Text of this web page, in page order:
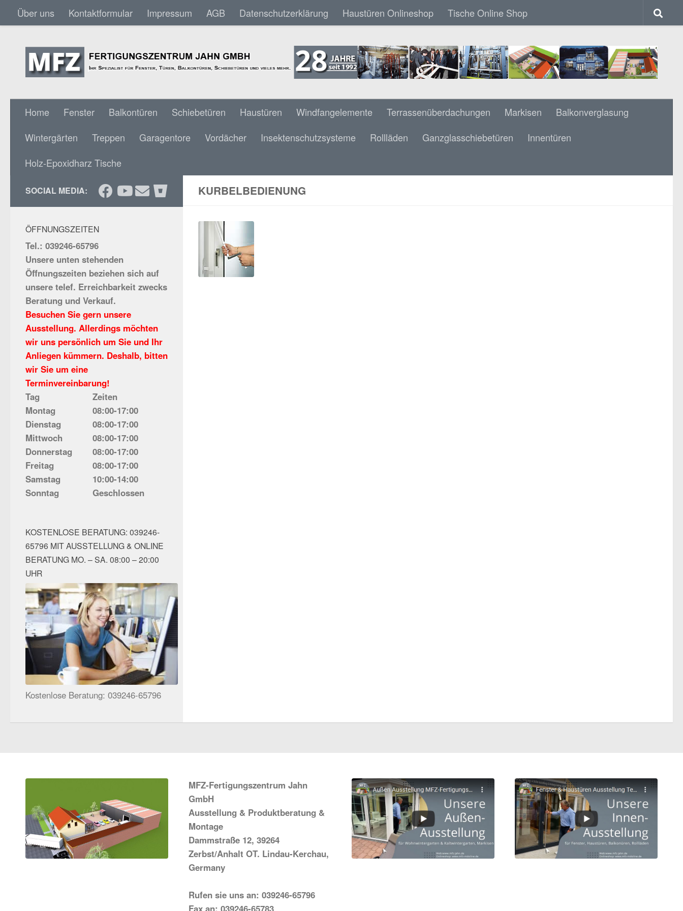
Skip to content
Über uns Kontaktformular Impressum AGB Datenschutzerklärung Haustüren Onlineshop Tische Online Shop
Home Fenster Balkontüren Schiebetüren Haustüren Windfangelemente Terrassenüberdachungen Markisen
Balkonverglasung
Wintergärten
Treppen Garagentore Vordächer Insektenschutzsysteme Rollläden Ganzglasschiebetüren
Innentüren
Holz-Epoxidharz Tische
KURBELBEDIENUNG
SOCIAL MEDIA:
ÖFFNUNGSZEITEN
Tel.: 039246-65796
Unsere unten stehenden
Öffnungszeiten beziehen sich auf
unsere telef. Erreichbarkeit zwecks
Beratung und Verkauf.
Besuchen Sie gern unsere
Ausstellung. Allerdings möchten
wir uns persönlich um Sie und Ihr
Anliegen kümmern. Deshalb, bitten
wir Sie um eine
Terminvereinbarung!
Tag
Zeiten
Montag
08:00-17:00
Dienstag
08:00-17:00
Mittwoch
08:00-17:00
Donnerstag
08:00-17:00
Freitag
08:00-17:00
Samstag
10:00-14:00
Sonntag
Geschlossen
KOSTENLOSE BERATUNG: 039246-
65796 MIT AUSSTELLUNG & ONLINE
BERATUNG MO. – SA. 08:00 – 20:00
UHR
Kostenlose Beratung: 039246-65796
MFZ-Fertigungszentrum Jahn
GmbH
Ausstellung & Produktberatung &
Montage
Dammstraße 12, 39264
Zerbst/Anhalt OT. Lindau-Kerchau,
Germany
Rufen sie uns an: 039246-65796
Fax an: 039246-65783